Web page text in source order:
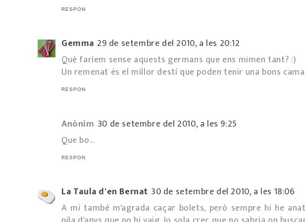
RESPON
Gemma 29 de setembre del 2010, a les 20:12
Què faríem sense aquests germans que ens mimen tant? :)
Un remenat és el millor destí que poden tenir una bons
RESPON
Anònim 30 de setembre del 2010, a les 9:25
Que bo...
RESPON
La Taula d'en Bernat 30 de setembre del 2010, a les 18:06
A mi també m'agrada caçar bolets, però sempre hi he